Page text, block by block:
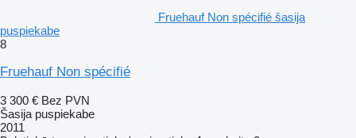
Fruehauf Non spécifié šasija
puspiekabe
8
Fruehauf Non spécifié
3 300 € Bez PVN
Šasija puspiekabe
2011